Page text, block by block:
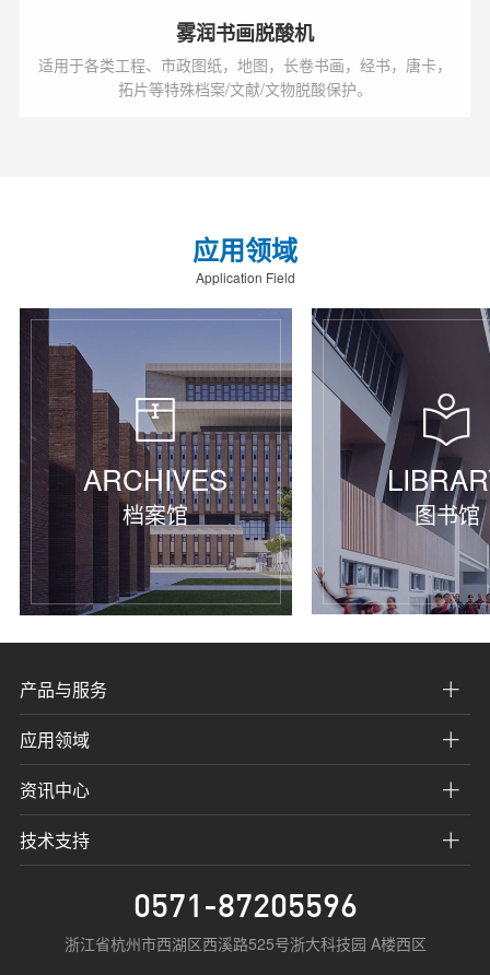
雾润书画脱酸机
适用于各类工程、市政图纸，地图，长卷书画，经书，唐卡，
拓片等特殊档案/文献/文物脱酸保护。
应用领域
Application Field
ARCHIVES
档案馆 图书馆
产品与服务
应用领域
资讯中心
技术支持
0571-87205596
浙江省杭州市西湖区西溪路525号浙大科技园 A楼西区